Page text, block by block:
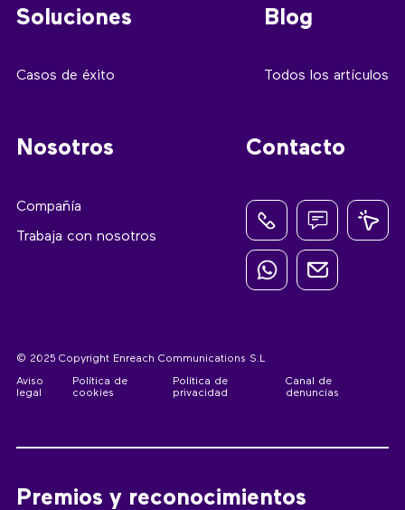
Soluciones
Casos de éxito
Blog
Todos los artículos
Nosotros
Compañía
Trabaja con nosotros
Contacto
© 2025 Copyright Enreach Communications S.L
Aviso
legal
Política de
cookies
Política de
privacidad
Canal de
denuncias
Premios y reconocimientos